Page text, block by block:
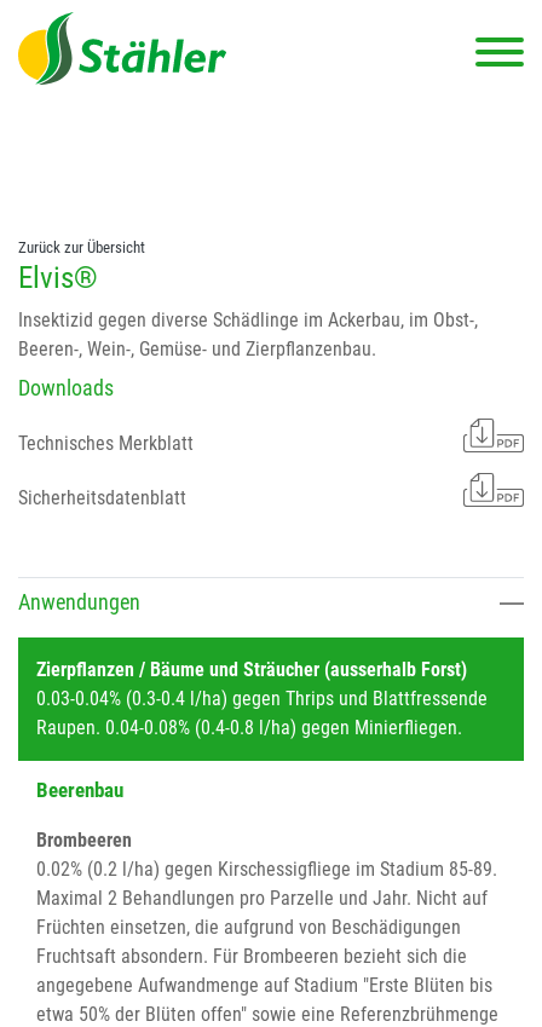
string(78) "Test 12 {FONT:12} // Dosierungen: test 123 dfasdf
asdfW134 245 34" string(62) "Test 12 {FONT:12} Dosierungen: test
123 dfasdf asdfW134 245 34"
Zurück zur Übersicht
Elvis®
Insektizid gegen diverse Schädlinge im Ackerbau, im Obst-,
Beeren-, Wein-, Gemüse- und Zierpflanzenbau.
Downloads
Technisches Merkblatt
Sicherheitsdatenblatt
Anwendungen
Zierpflanzen / Bäume und Sträucher (ausserhalb Forst)
0.03-0.04% (0.3-0.4 l/ha) gegen Thrips und Blattfressende
Raupen. 0.04-0.08% (0.4-0.8 l/ha) gegen Minierfliegen.
Beerenbau
Brombeeren
0.02% (0.2 l/ha) gegen Kirschessigfliege im Stadium 85-89.
Maximal 2 Behandlungen pro Parzelle und Jahr. Nicht auf
Früchten einsetzen, die aufgrund von Beschädigungen
Fruchtsaft absondern. Für Brombeeren bezieht sich die
angegebene Aufwandmenge auf Stadium "Erste Blüten bis
etwa 50% der Blüten offen" sowie eine Referenzbrühmenge